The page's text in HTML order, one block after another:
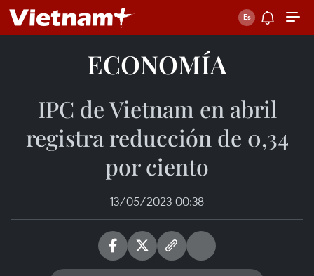
ECONOMÍA
IPC de Vietnam en abril
registra reducción de 0,34
por ciento
13/05/2023 00:38